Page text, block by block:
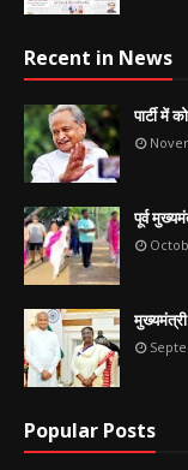
Recent in News
पार्टी में
पूर्व
मुख्यमंत्री
Popular Posts